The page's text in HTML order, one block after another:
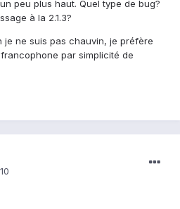
peu plus haut. Quel type de bug?
à la 2.1.3?
je ne suis pas chauvin, je préfère
par simplicité de